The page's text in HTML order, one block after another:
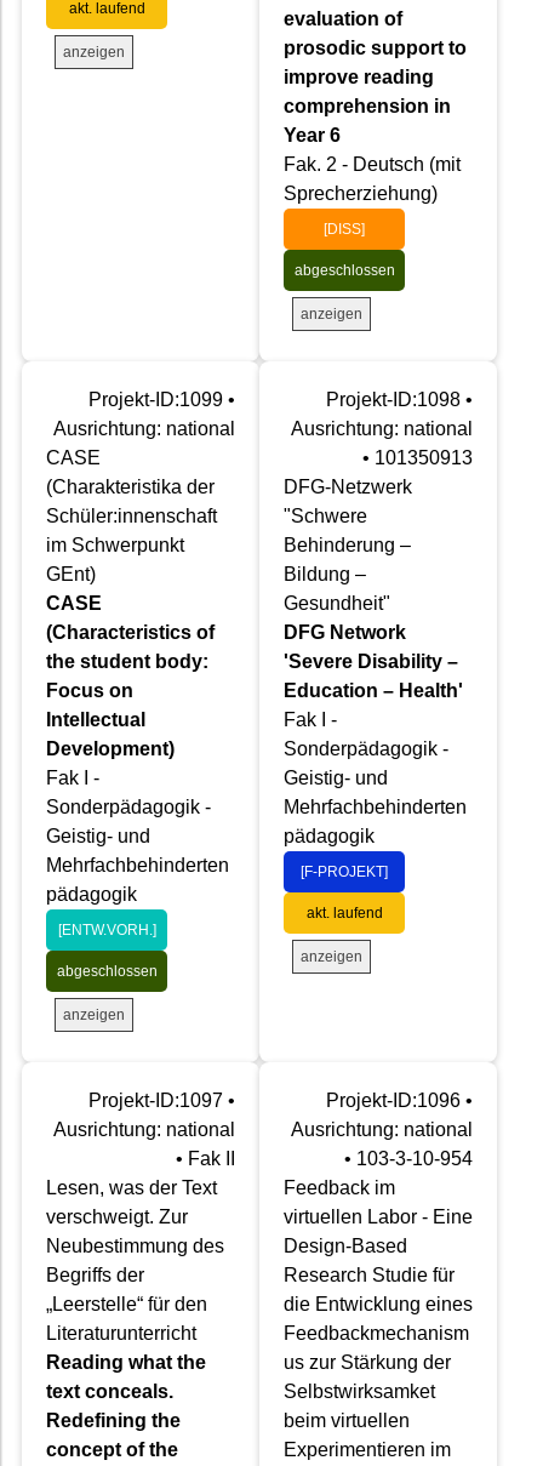
akt. laufend
anzeigen
evaluation of
prosodic support to
improve reading
comprehension in
Year 6
Fak. 2 - Deutsch (mit
Sprecherziehung)
[DISS]
abgeschlossen
anzeigen
Projekt-ID:1099 •
Ausrichtung: national
CASE
(Charakteristika der
Schüler:innenschaft
im Schwerpunkt
GEnt)
CASE
(Characteristics of
the student body:
Focus on
Intellectual
Development)
Fak I -
Sonderpädagogik -
Geistig- und
Mehrfachbehinderten
pädagogik
[ENTW.VORH.]
abgeschlossen
anzeigen
Projekt-ID:1098 •
Ausrichtung: national
• 101350913
DFG-Netzwerk
"Schwere
Behinderung –
Bildung –
Gesundheit"
DFG Network
'Severe Disability –
Education – Health'
Fak I -
Sonderpädagogik -
Geistig- und
Mehrfachbehinderten
pädagogik
[F-PROJEKT]
akt. laufend
anzeigen
Projekt-ID:1097 •
Ausrichtung: national
• Fak II
Lesen, was der Text
verschweigt. Zur
Neubestimmung des
Begriffs der
„Leerstelle“ für den
Literaturunterricht
Reading what the
text conceals.
Redefining the
concept of the
Projekt-ID:1096 •
Ausrichtung: national
• 103-3-10-954
Feedback im
virtuellen Labor - Eine
Design-Based
Research Studie für
die Entwicklung eines
Feedbackmechanism
us zur Stärkung der
Selbstwirksamket
beim virtuellen
Experimentieren im